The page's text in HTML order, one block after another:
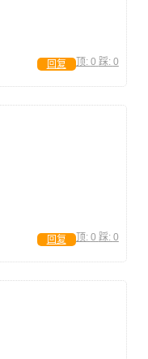
顶: 0 踩: 0
回复
顶: 0 踩: 0
回复